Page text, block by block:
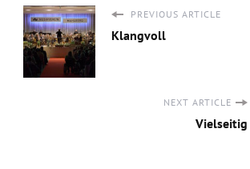
PREVIOUS ARTICLE
Klangvoll
NEXT ARTICLE
Vielseitig